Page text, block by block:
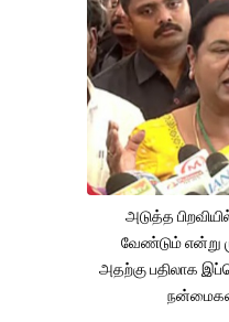
அடுத்த
வேண்டும் என்று
அதற்கு பதிலாக